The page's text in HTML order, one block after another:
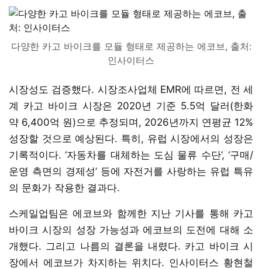
다양한 카고 바이크를 모듈 형태로 제공하는 에코브, 출처:
인사이터스
시장성도 검증했다. 시장조사업체 EMR에 따르면, 전 세
계 카고 바이크 시장은 2020년 기준 5.5억 달러(한화
약 6,400억 원)으로 추정되며, 2026년까지 연평균 12%
성장할 것으로 예상된다. 특히, 유럽 시장에서의 성장은
기록적이다. ‘자동차를 대체하는 도심 물류 수단’, ‘구매/
운영 측면의 경제성’ 등에 자전거를 사랑하는 유럽 특유
의 문화가 작용한 결과다.
스케일업팀은 에코브와 함께한 지난 기사를 통해 카고
바이크 시장의 성장 가능성과 에코브의 도전에 대해 소
개했다. 그리고 나름의 결론을 내렸다. 카고 바이크 시
장에서 에코브가 차지하는 위치다. 인사이터스 황현철